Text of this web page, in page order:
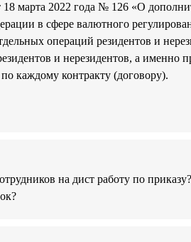
марта 2022 года № 126 «О
в сфере валютного
операций резидентов и
и нерезидентов, а именно
каждому контракту (договору).
на дист работу по